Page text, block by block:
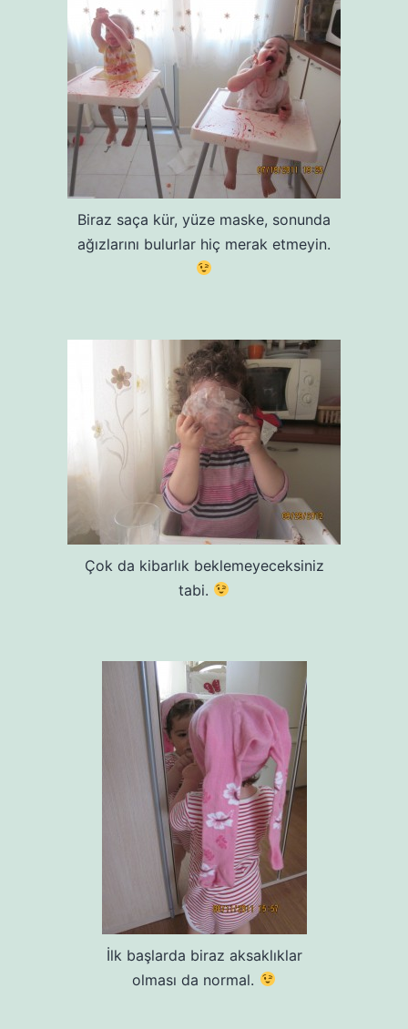
Biraz saça kür, yüze maske, sonunda
ağızlarını bulurlar hiç merak etmeyin.
Çok da kibarlık beklemeyeceksiniz
tabi.
İlk başlarda biraz aksaklıklar
olması da normal.